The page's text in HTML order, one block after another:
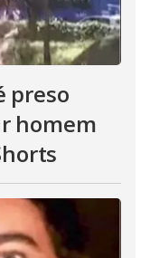
preso
homem